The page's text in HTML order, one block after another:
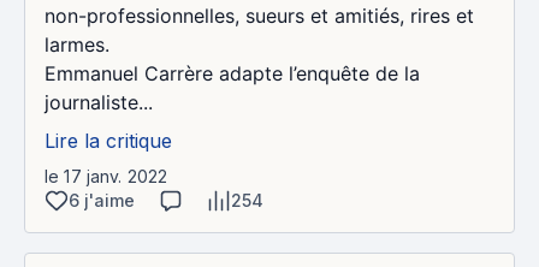
non-professionnelles, sueurs et amitiés, rires et
larmes.
Emmanuel Carrère adapte l’enquête de la
journaliste...
Lire la critique
le 17 janv. 2022
6 j'aime
254